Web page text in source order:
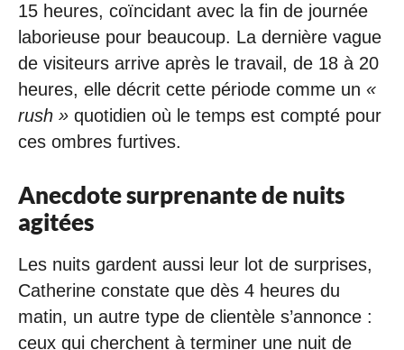
15 heures, coïncidant avec la fin de journée
laborieuse pour beaucoup. La dernière vague
de visiteurs arrive après le travail, de 18 à 20
heures, elle décrit cette période comme un «
rush » quotidien où le temps est compté pour
ces ombres furtives.
Anecdote surprenante de nuits
agitées
Les nuits gardent aussi leur lot de surprises,
Catherine constate que dès 4 heures du
matin, un autre type de clientèle s’annonce :
ceux qui cherchent à terminer une nuit de